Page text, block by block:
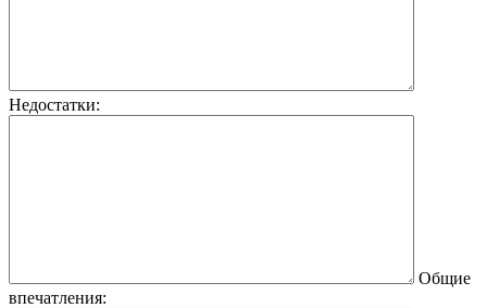
Недостатки:
Общие
впечатления: